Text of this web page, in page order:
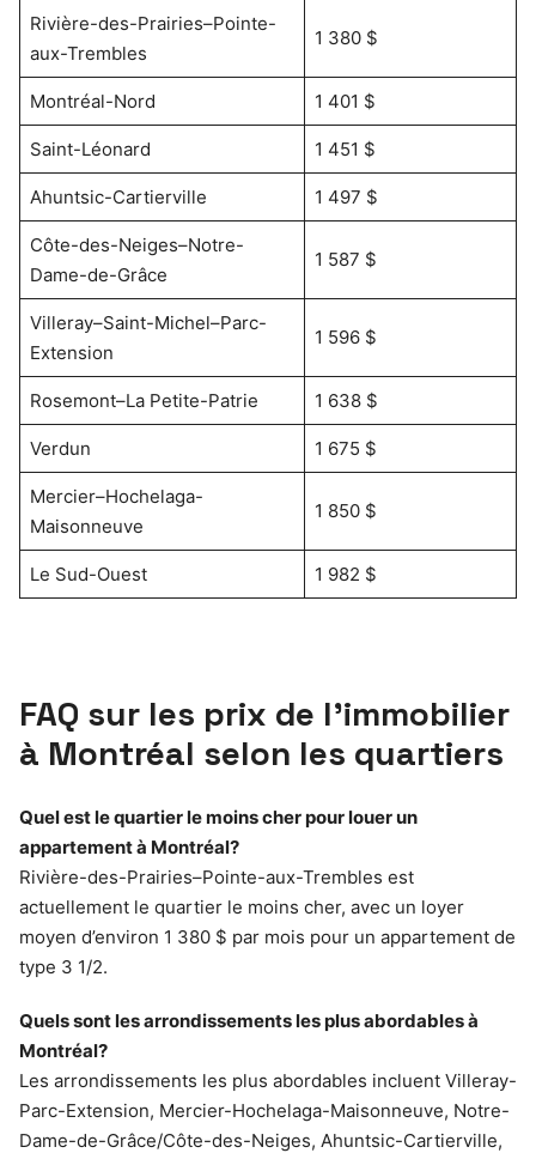
Rivière-des-Prairies–Pointe-
aux-Trembles
1 380 $
Montréal-Nord 1 401 $
Saint-Léonard 1 451 $
Ahuntsic-Cartierville 1 497 $
Côte-des-Neiges–Notre-
Dame-de-Grâce
1 587 $
Villeray–Saint-Michel–Parc-
Extension
1 596 $
Rosemont–La Petite-Patrie 1 638 $
Verdun 1 675 $
Mercier–Hochelaga-
Maisonneuve
1 850 $
Le Sud-Ouest 1 982 $
FAQ sur les prix de l’immobilier
à Montréal selon les quartiers
Quel est le quartier le moins cher pour louer un
appartement à Montréal?
Rivière-des-Prairies–Pointe-aux-Trembles est
actuellement le quartier le moins cher, avec un loyer
moyen d’environ 1 380 $ par mois pour un appartement de
type 3 1/2.
Quels sont les arrondissements les plus abordables à
Montréal?
Les arrondissements les plus abordables incluent Villeray-
Parc-Extension, Mercier-Hochelaga-Maisonneuve, Notre-
Dame-de-Grâce/Côte-des-Neiges, Ahuntsic-Cartierville,